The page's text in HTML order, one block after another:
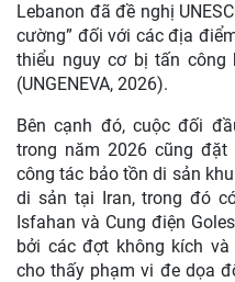
Lebanon đã đề nghị
cường” đối với các địa
thiểu nguy cơ bị tấn công
(UNGENEVA, 2026).
Bên cạnh đó, cuộc đối
trong năm 2026 cũng
công tác bảo tồn di sản
di sản tại Iran, trong đó
Isfahan và Cung điện
bởi các đợt không kích
cho thấy phạm vi đe dọa